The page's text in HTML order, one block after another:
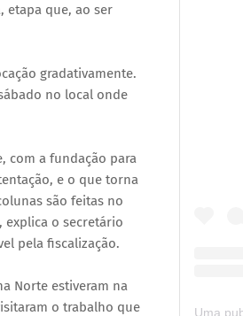
etapa que, ao ser
gradativamente.
no local onde
com a fundação para
e o que torna
são feitas no
explica o secretário
pela fiscalização.
Norte estiveram na
o trabalho que